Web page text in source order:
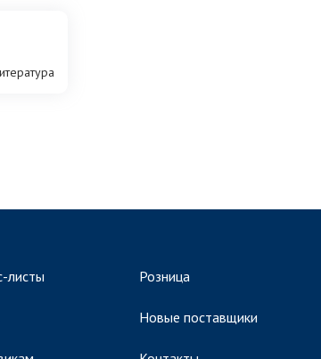
листы Розница
Новые поставщики